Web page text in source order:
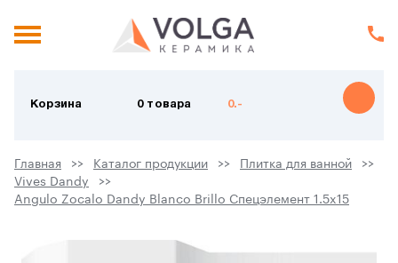
Корзина 0 товара 0.-
Главная Каталог продукции
Плитка для ванной
Vives Dandy
Angulo Zocalo Dandy Blanco Brillo Спецэлемент 1.5x15